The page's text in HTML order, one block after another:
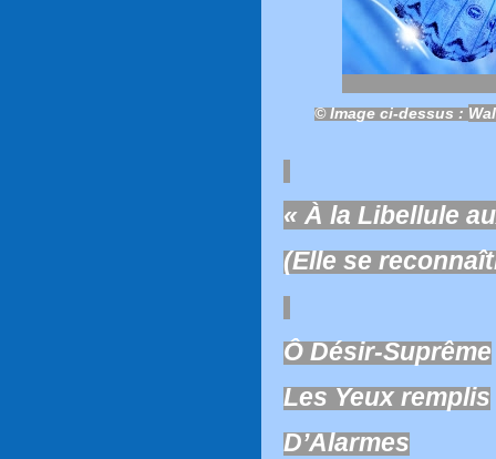
© Image ci-dessus :
« À la Libellule
(Elle se
Ô Désir-Suprême
Les Yeux remplis
D’Alarmes